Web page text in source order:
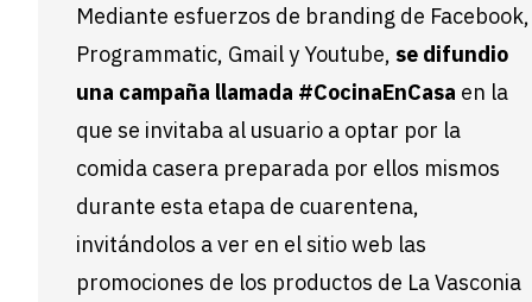
Mediante esfuerzos de branding de Facebook,
Programmatic, Gmail y Youtube, se difundio
una campaña llamada #CocinaEnCasa en la
que se invitaba al usuario a optar por la
comida casera preparada por ellos mismos
durante esta etapa de cuarentena,
invitándolos a ver en el sitio web las
promociones de los productos de La Vasconia